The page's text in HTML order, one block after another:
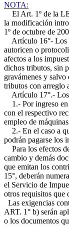
NOTA:
El Art. 1º de la
la modificación
1º de octubre de
Artículo 16°- Los
autoricen o
afectos a los
dichos tributos, sin
gravámenes y salvo
tributos con arreglo
Artículo 17°.- Los
1.- Por ingreso en
con el respectivo
empleo de
2.- En el caso a
podrán pagarse los
Para los efectos
cambio y demás
que emitan los
15°, deberán
el Servicio de
otros requisitos que
Las exigencias
ART. 1° b) serán
o los documentos